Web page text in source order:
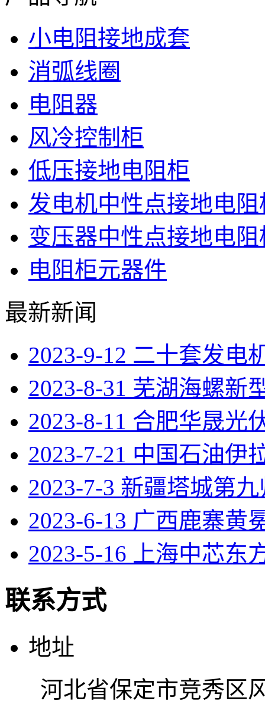
小电阻接地成套
消弧线圈
电阻器
风冷控制柜
低压接地电阻柜
发电机中性点接地电阻
变压器中性点接地电阻
电阻柜元器件
最新新闻
2023-9-12 二十套发电
2023-8-31 芜湖海螺新
2023-8-11 合肥华晟光
2023-7-21 中国石油伊
2023-7-3 新疆塔城第
2023-6-13 广西鹿寨黄
2023-5-16 上海中芯东
联系方式
地址
河北省保定市竞秀区